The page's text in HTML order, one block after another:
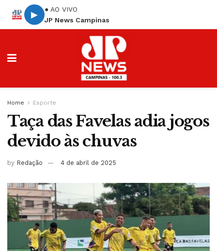
▶
● AO VIVO
JP News Campinas
Home Esporte
Taça das Favelas adia jogos
devido às chuvas
by Redação 4 de abril de 2025